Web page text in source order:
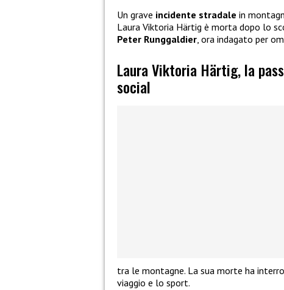
Un grave incidente stradale in
Laura Viktoria Härtig è morta dopo lo
Peter Runggaldier, ora indagato per
Laura Viktoria Härtig, la
social
tra le montagne. La sua morte ha
viaggio e lo sport.